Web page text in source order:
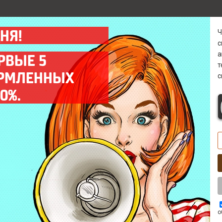
Гарантия
Предоставляем гарантию
на все выполненные
работы до 12 мес.
Диагностика 0 р
Бесплатно* выявим
причину поломки в
кратчайшие сроки.
Выезд мастера
Оперативный выезд
мастера на объект
заказчика в день заказа.
Комплектующие
Используем только
качественные запчасти
ААА класса.
5